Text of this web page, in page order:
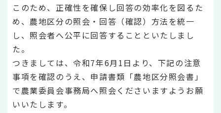
このため、正確性を確保し回答の効率化を図るた
め、農地区分の照会・回答（確認）方法を統一
し、照会者へ公平に回答することといたしまし
た。
つきましては、令和7年6月1日より、下記の注意
事項を確認のうえ、申請書類「農地区分照会書」
で農業委員会事務局へ照会くださいますようお願
いいたします。